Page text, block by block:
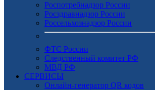
Роспотребнадзор России
Росздравнадзор России
Россельхознадзор России
ФТС России
Следственный комитет РФ
МВД РФ
СЕРВИСЫ
Онлайн-генератор QR кодов